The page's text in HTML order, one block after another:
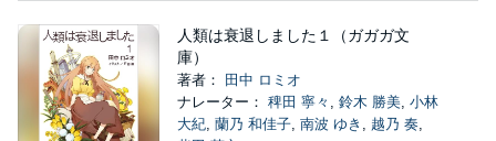
人類は衰退しました１（ガガガ文
庫）
著者：
田中 ロミオ
ナレーター： 稗田 寧々 , 鈴木 勝美, 小林
大紀, 蘭乃 和佳子, 南波 ゆき , 越乃 奏,